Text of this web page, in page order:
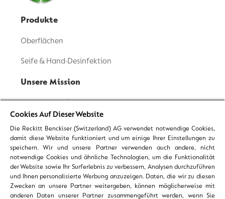
Produkte
Oberflächen
Seife & Hand-Desinfektion
Unsere Mission
Unsere Geschichte
Nachhaltigkeit
Gesunde Gewohnheiten
Expertentipps
Cookies Auf Dieser Website
Die Reckitt Benckiser (Switzerland) AG verwendet notwendige Cookies,
damit diese Website funktioniert und um einige Ihrer Einstellungen zu
speichern. Wir und unsere Partner verwenden auch andere, nicht
notwendige Cookies und ähnliche Technologien, um die Funktionalität
der Website sowie Ihr Surferlebnis zu verbessern, Analysen durchzuführen
und Ihnen personalisierte Werbung anzuzeigen. Daten, die wir zu diesen
Zwecken an unsere Partner weitergeben, können möglicherweise mit
anderen Daten unserer Partner zusammengeführt werden, wenn Sie